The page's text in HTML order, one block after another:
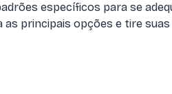
específicos para se
as principais opções e tire suas